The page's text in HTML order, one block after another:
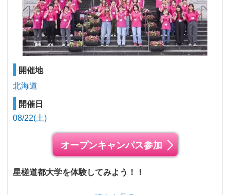
開催地
北海道
開催日
08/22(土)
オープンキャンパス参加
星槎道都大学を体験してみよう！！